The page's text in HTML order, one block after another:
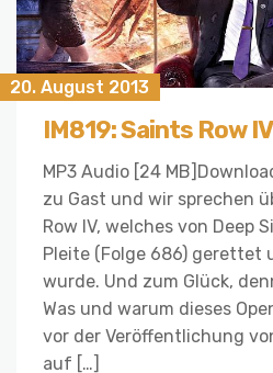
20. August 2013
IM819: Saints Row IV
MP3 Audio [24
zu Gast und wir sprechen
Row IV, welches von Deep
Pleite (Folge 686) gerettet
wurde. Und zum Glück,
Was und warum dieses
vor der Veröffentlichung
auf […]